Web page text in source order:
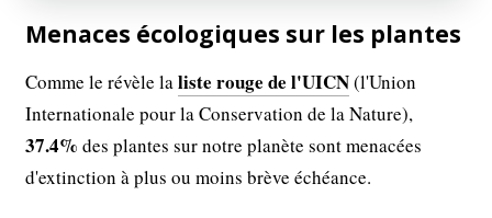
Menaces écologiques sur les plantes
Comme le révèle laliste rouge de l'UICN(l'Union
Internationale pour la Conservation de la Nature),
37.4% des plantes sur notre planète sont menacées
d'extinction à plus ou moins brève échéance.